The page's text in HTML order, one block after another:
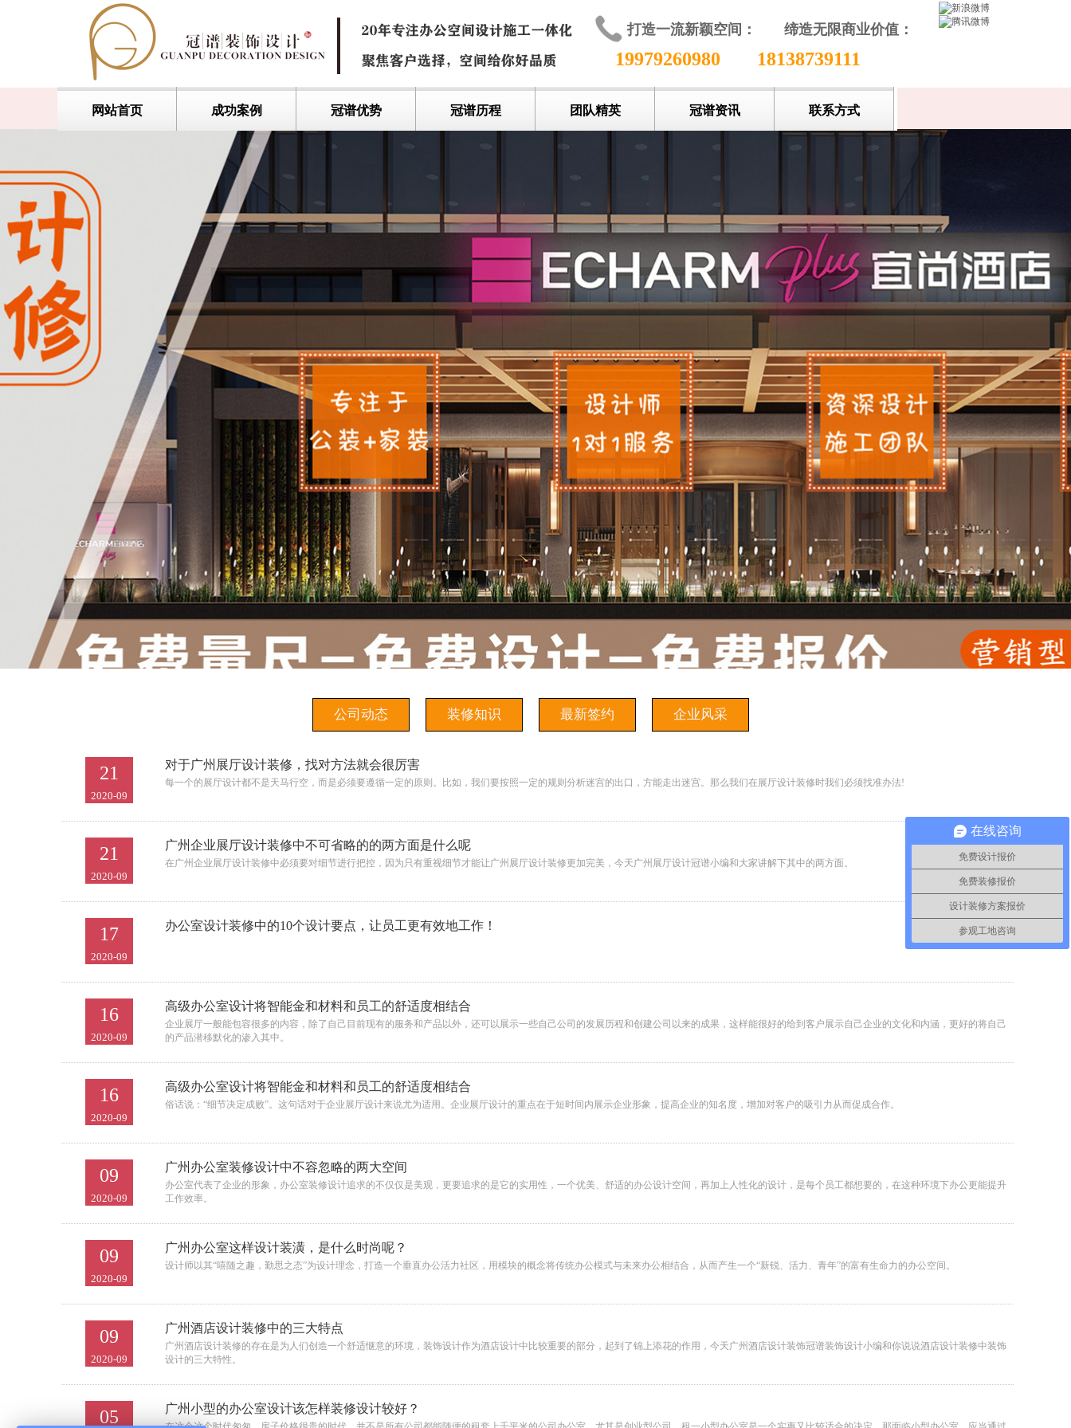
打造一流新颖空间： 缔造无限商业价值 ：
19979260980 18138739111
网站首页 成功案例 冠谱优势 冠谱历程 团队精英 冠谱资讯 联系方式
公司动态 装修知识 最新签约 企业风采
21
2020-09
对于广州展厅设计装修，找对方法就会很厉害
每一个的展厅设计都不是天马行空，而是必须要遵循一定的原则。比如，我们要按照一定的规则分析迷宫的出口，方能走出迷宫。那么我们在展厅设计装修时我们必须找准办法!
21
2020-09
广州企业展厅设计装修中不可省略的的两方面是什么呢
在广州企业展厅设计装修中必须要对细节进行把控，因为只有重视细节才能让广州展厅设计装修更加完美，今天广州展厅设计冠谱小编和大家讲解下其中的两方面。
17
2020-09
办公室设计装修中的10个设计要点，让员工更有效地工作！
16
2020-09
高级办公室设计将智能金和材料和员工的舒适度相结合
企业展厅一般能包容很多的内容，除了自己目前现有的服务和产品以外，还可以展示一些自己公司的发展历程和创建公司以来的成果，这样能很好的给到客户展示自己企业的文化和内涵，更好的将自己
的产品潜移默化的渗入其中。
16
2020-09
高级办公室设计将智能金和材料和员工的舒适度相结合
俗话说：“细节决定成败”。这句话对于企业展厅设计来说尤为适用。企业展厅设计的重点在于短时间内展示企业形象，提高企业的知名度，增加对客户的吸引力从而促成合作。
09
2020-09
广州办公室装修设计中不容忽略的两大空间
办公室代表了企业的形象，办公室装修设计追求的不仅仅是美观，更要追求的是它的实用性，一个优美、舒适的办公设计空间，再加上人性化的设计，是每个员工都想要的，在这种环境下办公更能提升
工作效率。
09
2020-09
广州办公室这样设计装潢，是什么时尚呢？
设计师以其“嘻随之趣，勤思之态”为设计理念，打造一个垂直办公活力社区，用模块的概念将传统办公模式与未来办公相结合，从而产生一个“新锐、活力、青年”的富有生命力的办公空间。
09
2020-09
广州酒店设计装修中的三大特点
广州酒店设计装修的存在是为人们创造一个舒适惬意的环境，装饰设计作为酒店设计中比较重要的部分，起到了锦上添花的作用，今天广州酒店设计装饰冠谱装饰设计小编和你说说酒店设计装修中装饰
设计的三大特性。
05 广州小型的办公室设计该怎样装修设计较好？
在线咨询
免费设计报价
免费装修报价
设计装修方案报价
参观工地咨询